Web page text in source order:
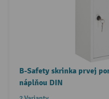
B-Safety skrinka prvej
náplňou DIN